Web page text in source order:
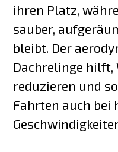
ihren Platz,
sauber,
bleibt. Der
Dachrelinge hilft,
reduzieren und
Fahrten auch bei